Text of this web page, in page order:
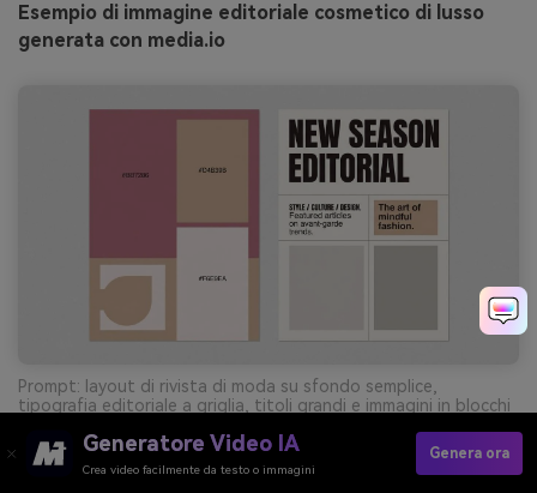
Esempio di immagine editoriale cosmetico di lusso
generata con media.io
Prompt: layout di rivista di moda su sfondo semplice,
tipografia editoriale a griglia, titoli grandi e immagini in blocchi
#D4B39B e testo in #1F171A, senza foto reali --ar 16:9
Generatore Video IA
Crea video facilmente da testo o immagini
Genera ora